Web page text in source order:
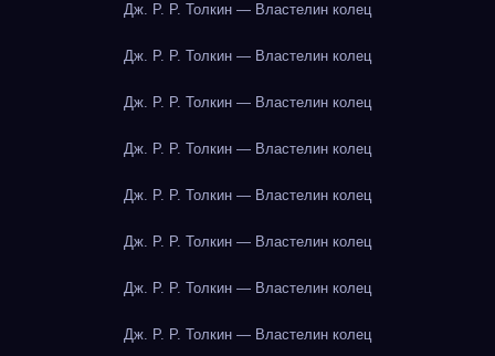
Дж. Р. Р. Толкин — Властелин колец
Дж. Р. Р. Толкин — Властелин колец
Дж. Р. Р. Толкин — Властелин колец
Дж. Р. Р. Толкин — Властелин колец
Дж. Р. Р. Толкин — Властелин колец
Дж. Р. Р. Толкин — Властелин колец
Дж. Р. Р. Толкин — Властелин колец
Дж. Р. Р. Толкин — Властелин колец